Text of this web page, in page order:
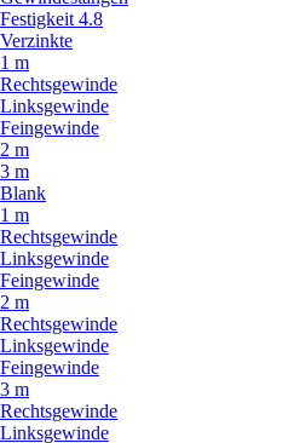
Festigkeit 4.8
Verzinkte
1 m
Rechtsgewinde
Linksgewinde
Feingewinde
2 m
3 m
Blank
1 m
Rechtsgewinde
Linksgewinde
Feingewinde
2 m
Rechtsgewinde
Linksgewinde
Feingewinde
3 m
Rechtsgewinde
Linksgewinde